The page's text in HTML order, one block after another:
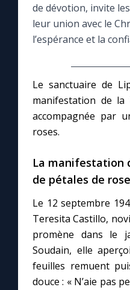
Le compte Tiktok
Le magazine
Questions-réponses
Avec Thérèse de Lisieux
L'Évangile chaque jour
Les premiers samedis
Marie qui défait les
de dévotion, invite
leur union avec le
l’espérance et la
Le sanctuaire de
manifestation de la
accompagnée par
roses.
La manifestation
de pétales de
Le 12 septembre
Teresita Castillo,
promène dans le
Soudain, elle
feuilles remuent
douce : « N’aie pas